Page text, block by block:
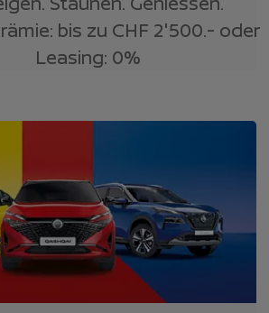
bis zu CHF 2'500.- oder
Leasing: 0%